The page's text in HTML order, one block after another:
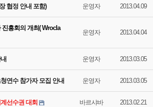
협정 안내 포함) 운영자 2013.04.09
흥회의 개최( Wrocla
운영자 2013.04.04
운영자 2013.03.05
연수 참가자 모집 안내 운영자 2013.03.05
선수권 대회 바르샤바 2013.02.21